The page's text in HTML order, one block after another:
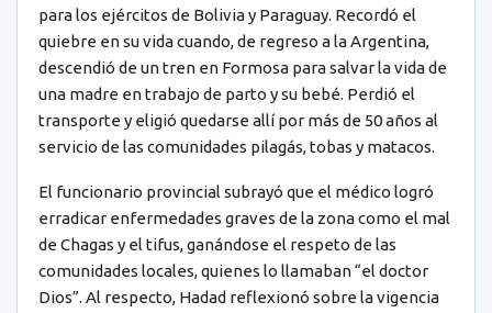
para los ejércitos de Bolivia y Paraguay. Recordó el
quiebre en su vida cuando, de regreso a la Argentina,
descendió de un tren en Formosa para salvar la vida de
una madre en trabajo de parto y su bebé. Perdió el
transporte y eligió quedarse allí por más de 50 años al
servicio de las comunidades pilagás, tobas y matacos.
El funcionario provincial subrayó que el médico logró
erradicar enfermedades graves de la zona como el mal
de Chagas y el tifus, ganándose el respeto de las
comunidades locales, quienes lo llamaban “el doctor
Dios”. Al respecto, Hadad reflexionó sobre la vigencia